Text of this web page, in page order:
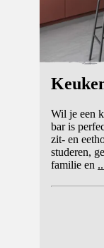
Wil je een
bar is
zit- en
studeren,
familie en